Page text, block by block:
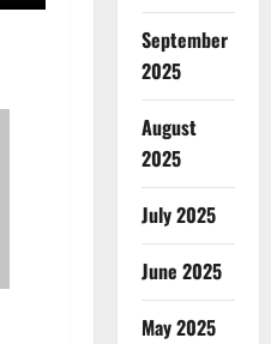
September
2025
August
2025
July 2025
June 2025
May 2025